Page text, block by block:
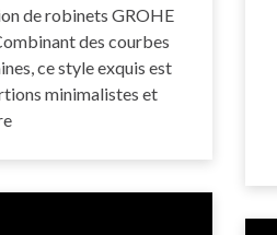
de robinets GROHE
des courbes
ce style exquis est
minimalistes et